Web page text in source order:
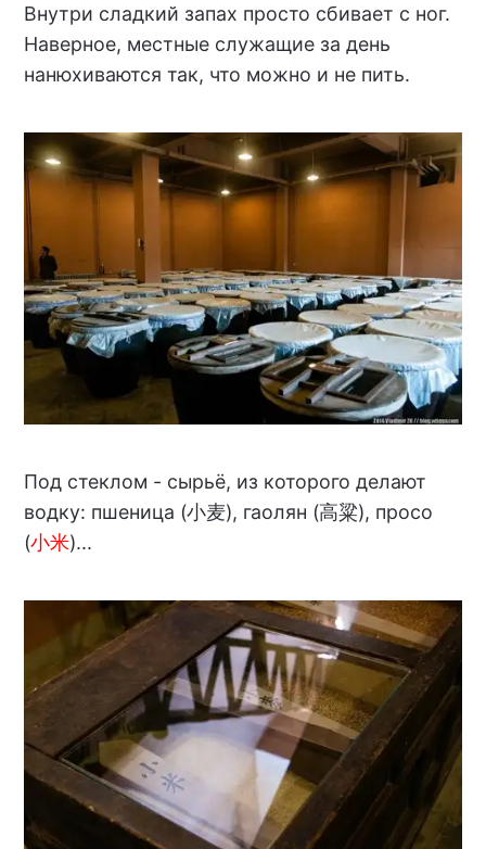
Внутри сладкий запах просто сбивает с ног.
Наверное, местные служащие за день
нанюхиваются так, что можно и не пить.
Под стеклом - сырьё, из которого делают
водку: пшеница (小麦), гаолян (高粱), просо
(小米)...